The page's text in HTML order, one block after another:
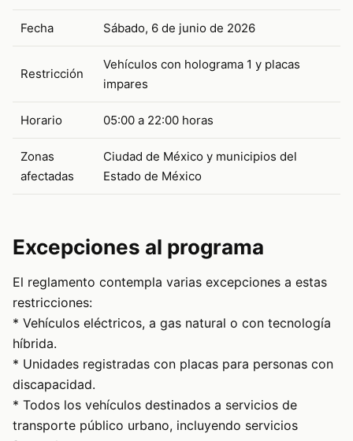
Fecha Sábado, 6 de junio de 2026
Restricción
Vehículos con holograma 1 y placas
impares
Horario 05:00 a 22:00 horas
Zonas
afectadas
Ciudad de México y municipios del
Estado de México
Excepciones al programa
El reglamento contempla varias excepciones a estas
restricciones:
* Vehículos eléctricos, a gas natural o con tecnología
híbrida.
* Unidades registradas con placas para personas con
discapacidad.
* Todos los vehículos destinados a servicios de
transporte público urbano, incluyendo servicios